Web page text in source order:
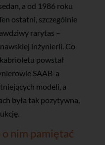
a od 1986 roku
ostatni, szczególnie
rarytas –
inżynierii. Co
powstał
SAAB-a
modeli, a
była tak pozytywna,
nim pamiętać